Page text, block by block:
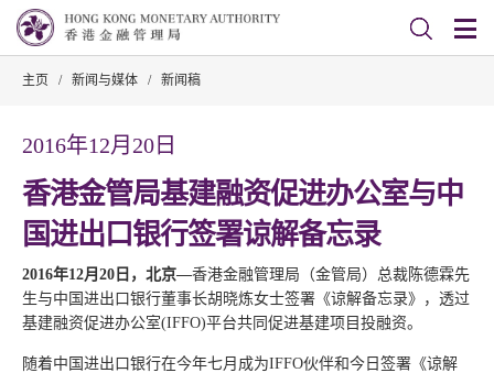
主页 / 新闻与媒体 / 新闻稿
2016年12月20日
香港金管局基建融资促进办公室与中
国进出口银行签署谅解备忘录
2016年12月20日，北京—香港金融管理局（金管局）总裁陈德霖先
生与中国进出口银行董事长胡晓炼女士签署《谅解备忘录》，透过
基建融资促进办公室(IFFO)平台共同促进基建项目投融资。
随着中国进出口银行在今年七月成为IFFO伙伴和今日签署《谅解